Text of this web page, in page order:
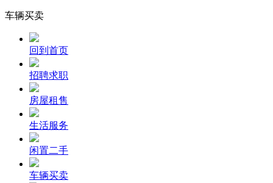
车辆买卖
回到首页
招聘求职
房屋租售
生活服务
闲置二手
车辆买卖